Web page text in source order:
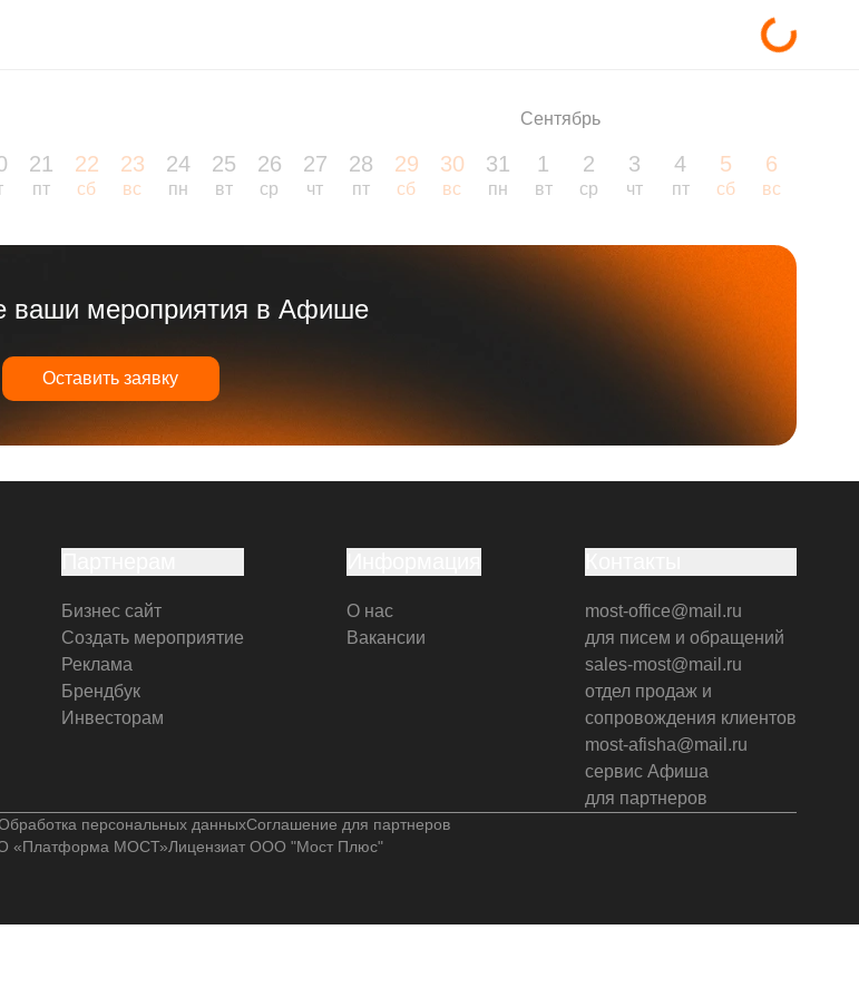
21
пт
22
сб
23
вс
24
пн
25
вт
26
ср
27
чт
28
пт
29
сб
30
вс
31
пн
Сентябрь
1
вт
2
ср
3
чт
4
пт
5
сб
6
вс
ваши мероприятия в Афише
Оставить заявку
Бизнес сайт
Создать мероприятие
Реклама
Брендбук
Инвесторам
О нас
Вакансии
most-office@mail.ru
для писем и обращений
sales-most@mail.ru
отдел продаж и
сопровождения клиентов
most-afisha@mail.ru
сервис Афиша
для партнеров
персональных данныхСоглашение для партнеров
«Платформа МОСТ»Лицензиат ООО "Мост Плюс"